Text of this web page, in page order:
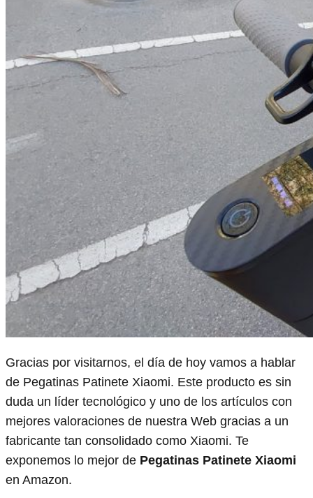
Gracias por visitarnos, el día de hoy vamos a hablar
de Pegatinas Patinete Xiaomi. Este producto es sin
duda un líder tecnológico y uno de los artículos con
mejores valoraciones de nuestra Web gracias a un
fabricante tan consolidado como Xiaomi. Te
exponemos lo mejor de Pegatinas Patinete Xiaomi
en Amazon.